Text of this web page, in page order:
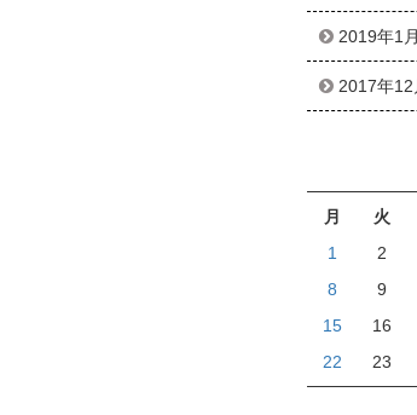
2019年1月
2017年12
月 火
1
2
8
9
15
16
22
23